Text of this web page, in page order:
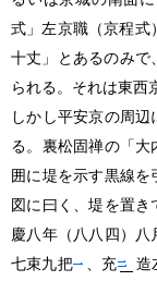
式」左京職 （京程式）
十丈」とあるのみで
られる。それは東西
しかし平安京の周
る。裏松固禅の「大
囲に堤を示す黒線
図に曰く、堤を置
慶八年 （八八四） 八
七束九把
、充 造